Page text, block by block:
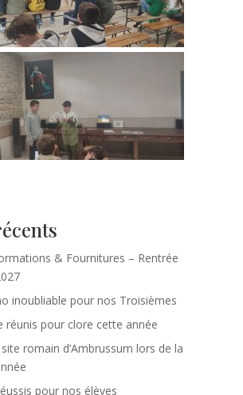
& Fournitures – Rentrée
inoubliable pour nos Troisièmes
réunis pour clore cette année
romain d’Ambrussum lors de la
pour nos élèves